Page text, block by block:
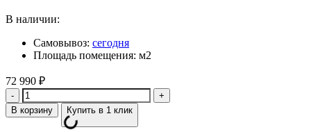
В наличии:
Самовывоз: сегодня
Площадь помещения: м2
72 990 ₽
Количество
В корзину Купить в 1 клик